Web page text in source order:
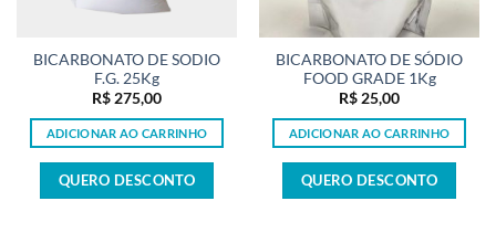
BICARBONATO DE SODIO
F.G. 25Kg
R$275,00
ADICIONAR AO CARRINHO
QUERO DESCONTO
BICARBONATO DE SÓDIO
FOOD GRADE 1Kg
R$25,00
ADICIONAR AO CARRINHO
QUERO DESCONTO